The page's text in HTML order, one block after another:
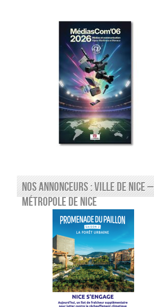
Nos annonceurs : Ville de Nice –
Métropole de Nice